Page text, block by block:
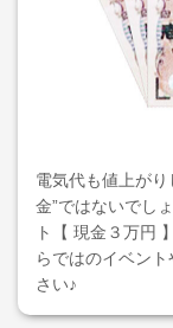
電気代も値上が
金”ではないでし
ト【 現金３万円
らではのイベン
さい♪